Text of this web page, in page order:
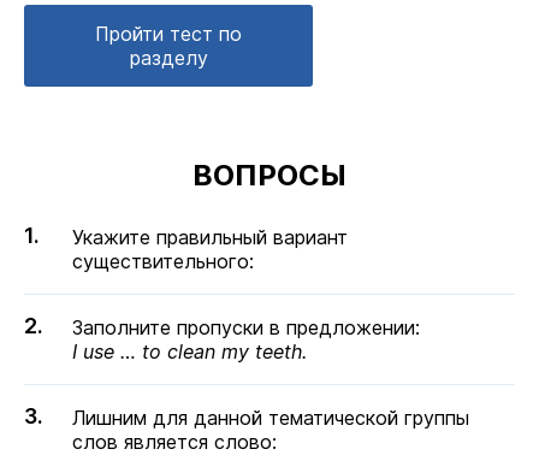
Пройти тест по
разделу
ВОПРОСЫ
Укажите правильный вариант
существительного:
Заполните пропуски в предложении:
I use … to clean my teeth.
Лишним для данной тематической группы
слов является слово: